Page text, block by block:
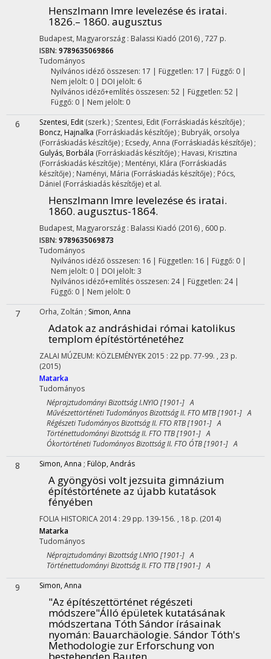
Henszlmann Imre levelezése és iratai.
1826.– 1860. augusztus
Budapest, Magyarország : Balassi Kiadó (2016) , 727 p.
ISBN: 9789635069866
Tudományos
Nyilvános idéző összesen: 17 | Független: 17 | Függő: 0 |
Nem jelölt: 0 | DOI jelölt: 6
Nyilvános idéző+említés összesen: 52| Független: 52 |
Függő: 0 | Nem jelölt: 0
6 Szentesi, Edit (szerk.) ; Szentesi, Edit (Forráskiadás készítője) ;
Boncz, Hajnalka (Forráskiadás készítője) ; Bubryák, orsolya
(Forráskiadás készítője) ; Ecsedy, Anna (Forráskiadás készítője) ;
Gulyás, Borbála (Forráskiadás készítője) ; Havasi, Krisztina
(Forráskiadás készítője) ; Mentényi, Klára (Forráskiadás
készítője) ; Naményi, Mária (Forráskiadás készítője) ; Pócs,
Dániel (Forráskiadás készítője) et al.
Henszlmann Imre levelezése és iratai.
1860. augusztus-1864.
Budapest, Magyarország : Balassi Kiadó (2016) , 600 p.
ISBN: 9789635069873
Tudományos
Nyilvános idéző összesen: 16| Független: 16 | Függő: 0 |
Nem jelölt: 0 | DOI jelölt: 3
Nyilvános idéző+említés összesen: 24| Független: 24 |
Függő: 0 | Nem jelölt: 0
7 Orha, Zoltán ; Simon, Anna
Adatok az andráshidai római katolikus
templom építéstörténetéhez
ZALAI MÚZEUM: KÖZLEMÉNYEK2015 : 22 pp. 77-99. , 23 p.
(2015)
Matarka
Tudományos
Néprajztudományi Bizottság I.NYIO [1901-] A
Művészettörténeti Tudományos Bizottság II. FTO MTB [1901-] A
Régészeti Tudományos Bizottság II. FTO RTB [1901-] A
Történettudományi Bizottság II. FTO TTB [1901-] A
Ókortörténeti Tudományos Bizottság II. FTO ÓTB [1901-] A
8 Simon, Anna ; Fülöp, András
A gyöngyösi volt jezsuita gimnázium
építéstörténete az újabb kutatások
fényében
FOLIA HISTORICA2014: 29 pp. 139-156. , 18 p. (2014)
Matarka
Tudományos
Néprajztudományi Bizottság I.NYIO [1901-] A
Történettudományi Bizottság II. FTO TTB [1901-] A
9 Simon, Anna
"Az építészettörténet régészeti
módszere"Álló épületek kutatásának
módszertana Tóth Sándor írásainak
nyomán: Bauarchäologie. Sándor Tóth's
Methodologie zur Erforschung von